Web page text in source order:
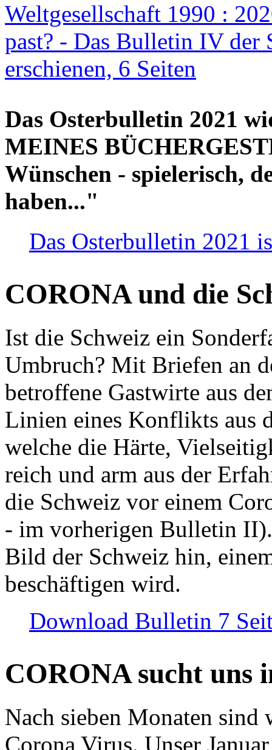
Weltgesellschaft 1990 :
past? - Das Bulletin IV der
erschienen, 6 Seiten
Das Osterbulletin 2021
MEINES
Wünschen - spielerisch,
haben..."
Das Osterbulletin 2021
CORONA und die
Ist die Schweiz ein
Umbruch? Mit Briefen an
betroffene Gastwirte aus
Linien eines Konflikts aus
welche die Härte,
reich und arm aus der
die Schweiz vor einem
- im vorherigen Bulletin
Bild der Schweiz hin,
beschäftigen wird.
Download Bulletin 7
CORONA sucht uns
Nach sieben Monaten
Corona Virus. Unser